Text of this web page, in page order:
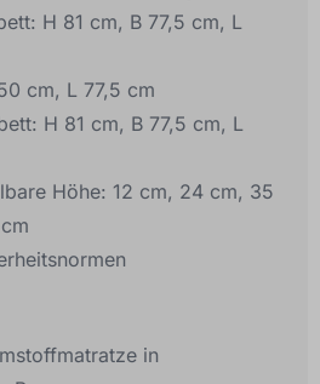
H 81 cm, B 77,5 cm, L
cm, L 77,5 cm
H 81 cm, B 77,5 cm, L
Höhe: 12 cm, 24 cm, 35
in